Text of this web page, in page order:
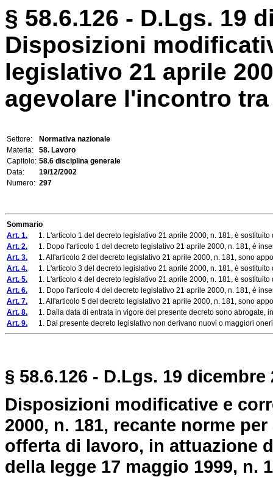
§ 58.6.126 - D.Lgs. 19
Disposizioni
legislativo 21 aprile
agevolare l'incontro
Settore:
Normativa nazionale
Materia:
58. Lavoro
Capitolo: 58.6 disciplina generale
Data:
19/12/2002
Numero: 297
Sommario
Art. 1. 1. L'articolo 1 del decreto legislativo 21 aprile 2000, n. 181, è sostituito
Art. 2. 1. Dopo l'articolo 1 del decreto legislativo 21 aprile 2000, n. 181, è
Art. 3. 1. All'articolo 2 del decreto legislativo 21 aprile 2000, n. 181, sono
Art. 4. 1. L'articolo 3 del decreto legislativo 21 aprile 2000, n. 181, è sostituito
Art. 5. 1. L'articolo 4 del decreto legislativo 21 aprile 2000, n. 181, è sostituito
Art. 6. 1. Dopo l'articolo 4 del decreto legislativo 21 aprile 2000, n. 181, è
Art. 7. 1. All'articolo 5 del decreto legislativo 21 aprile 2000, n. 181, sono
Art. 8. 1. Dalla data di entrata in vigore del presente decreto sono abrogate,
Art. 9. 1. Dal presente decreto legislativo non derivano nuovi o maggiori
§ 58.6.126 - D.Lgs. 19 dicembre
Disposizioni modificative e
2000, n. 181, recante norme
offerta di lavoro, in attuazione
della legge 17 maggio 1999, n.